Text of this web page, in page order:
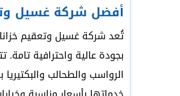
أفضل شركة غسيل
تُعد شركة غسيل وتعقيم
بجودة عالية واحترافية
الرواسب والطحالب